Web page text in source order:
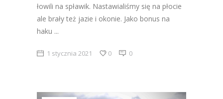
łowili na spławik. Nastawialiśmy się na płocie
ale brały też jazie i okonie. Jako bonus na
haku
1 stycznia 2021 0 0